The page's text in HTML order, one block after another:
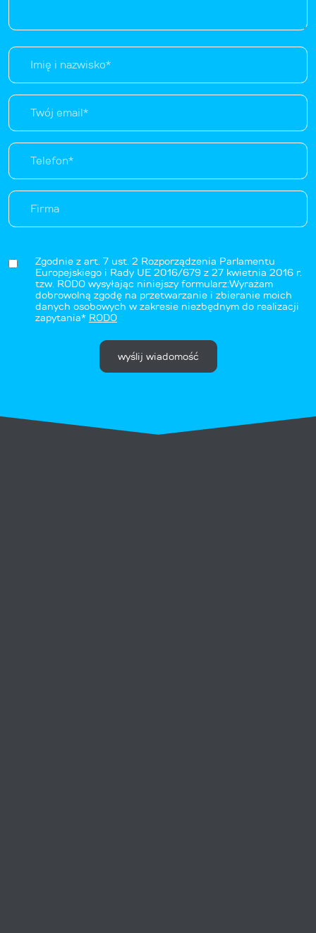
Zgodnie z art. 7 ust. 2 Rozporządzenia Parlamentu
Europejskiego i Rady UE 2016/679 z 27 kwietnia 2016 r.
tzw. RODO wysyłając niniejszy formularz:Wyrażam
dobrowolną zgodę na przetwarzanie i zbieranie moich
danych osobowych w zakresie niezbędnym do realizacji
zapytania* RODO